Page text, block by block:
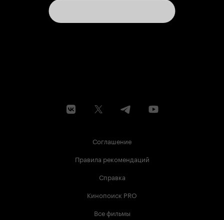
Соглашение
Правила рекомендаций
Справка
Кинопоиск PRO
Все фильмы